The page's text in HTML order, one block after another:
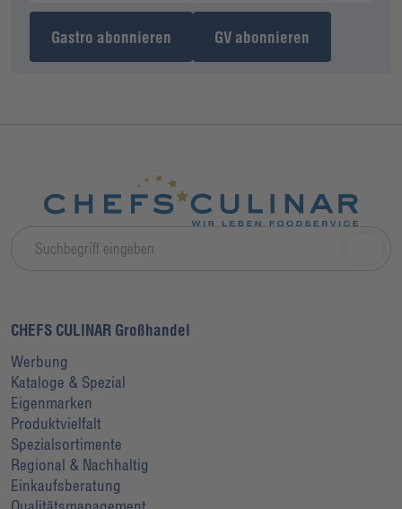
Gastro abonnieren GV abonnieren
CHEFS CULINAR Großhandel
Werbung
Kataloge & Spezial
Eigenmarken
Produktvielfalt
Spezialsortimente
Regional & Nachhaltig
Einkaufsberatung